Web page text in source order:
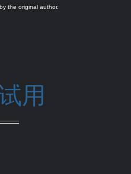
the original author.
用